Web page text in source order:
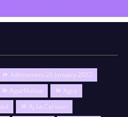
Advisement 26 January 2022
AgarMalwa
Agra
Aj ka Cartoon